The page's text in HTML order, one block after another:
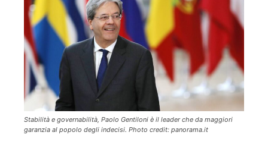
Stabilità e governabilità, Paolo Gentiloni è il leader che da maggiori
garanzia al popolo degli indecisi. Photo credit: panorama.it